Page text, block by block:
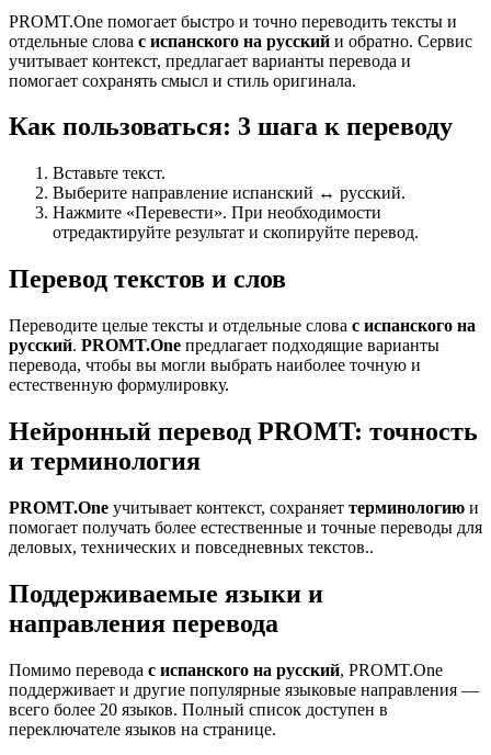
PROMT.One помогает быстро и точно переводить тексты и
отдельные слова с испанского на русский и обратно. Сервис
учитывает контекст, предлагает варианты перевода и
помогает сохранять смысл и стиль оригинала.
Как пользоваться: 3 шага к переводу
Вставьте текст.
Выберите направление испанский ↔ русский.
Нажмите «Перевести». При необходимости
отредактируйте результат и скопируйте перевод.
Перевод текстов и слов
Переводите целые тексты и отдельные слова с испанского на
русский. PROMT.One предлагает подходящие варианты
перевода, чтобы вы могли выбрать наиболее точную и
естественную формулировку.
Нейронный перевод PROMT: точность
и терминология
PROMT.One учитывает контекст, сохраняет терминологию и
помогает получать более естественные и точные переводы для
деловых, технических и повседневных текстов..
Поддерживаемые языки и
направления перевода
Помимо перевода с испанского на русский, PROMT.One
поддерживает и другие популярные языковые направления —
всего более 20 языков. Полный список доступен в
переключателе языков на странице.